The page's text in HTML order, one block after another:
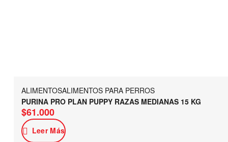
ALIMENTOSALIMENTOS PARA PERROS
PURINA PRO PLAN PUPPY RAZAS MEDIANAS 15 KG
$61.000
Leer Más